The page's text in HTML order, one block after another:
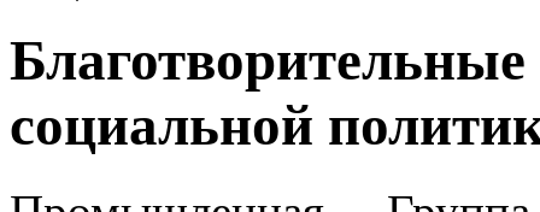
социальной